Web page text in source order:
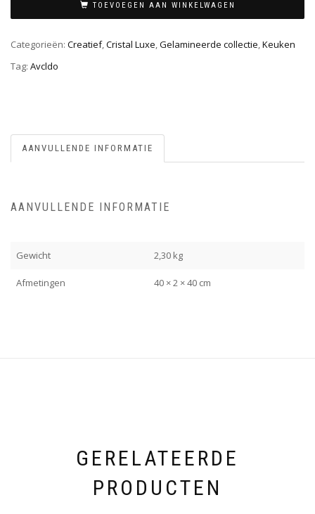
TOEVOEGEN AAN WINKELWAGEN
Categorieën: Creatief,Cristal Luxe,Gelamineerde collectie,Keuken
Tag: Avcldo
AANVULLENDE INFORMATIE
AANVULLENDE INFORMATIE
Gewicht 2,30 kg
Afmetingen 40 × 2 × 40 cm
GERELATEERDE
PRODUCTEN